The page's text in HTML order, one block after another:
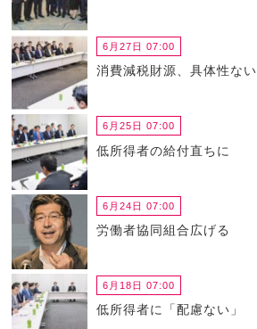
6月27日 07:00
消費減税財源、具体性ない
6月25日 07:00
低所得者の給付直ちに
6月24日 07:00
労働者協同組合広げる
6月18日 07:00
低所得者に「配慮ない」